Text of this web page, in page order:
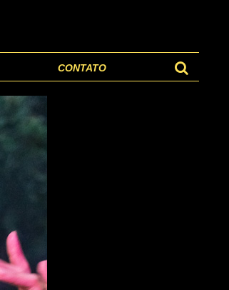
CONTATO